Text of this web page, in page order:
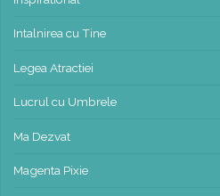
Intalnirea cu Tine
Legea Atractiei
Lucrul cu Umbrele
Ma Dezvat
Magenta Pixie